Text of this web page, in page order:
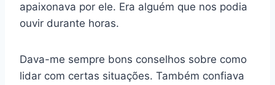
apaixonava por ele. Era alguém que nos podia
ouvir durante horas.
Dava-me sempre bons conselhos sobre como
lidar com certas situações. Também confiava